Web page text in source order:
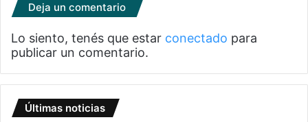
Deja un comentario
Lo siento, tenés que estar conectado para
publicar un comentario.
Últimas noticias